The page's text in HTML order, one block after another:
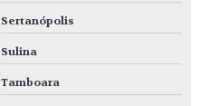
Sertanópolis
Sulina
Tamboara